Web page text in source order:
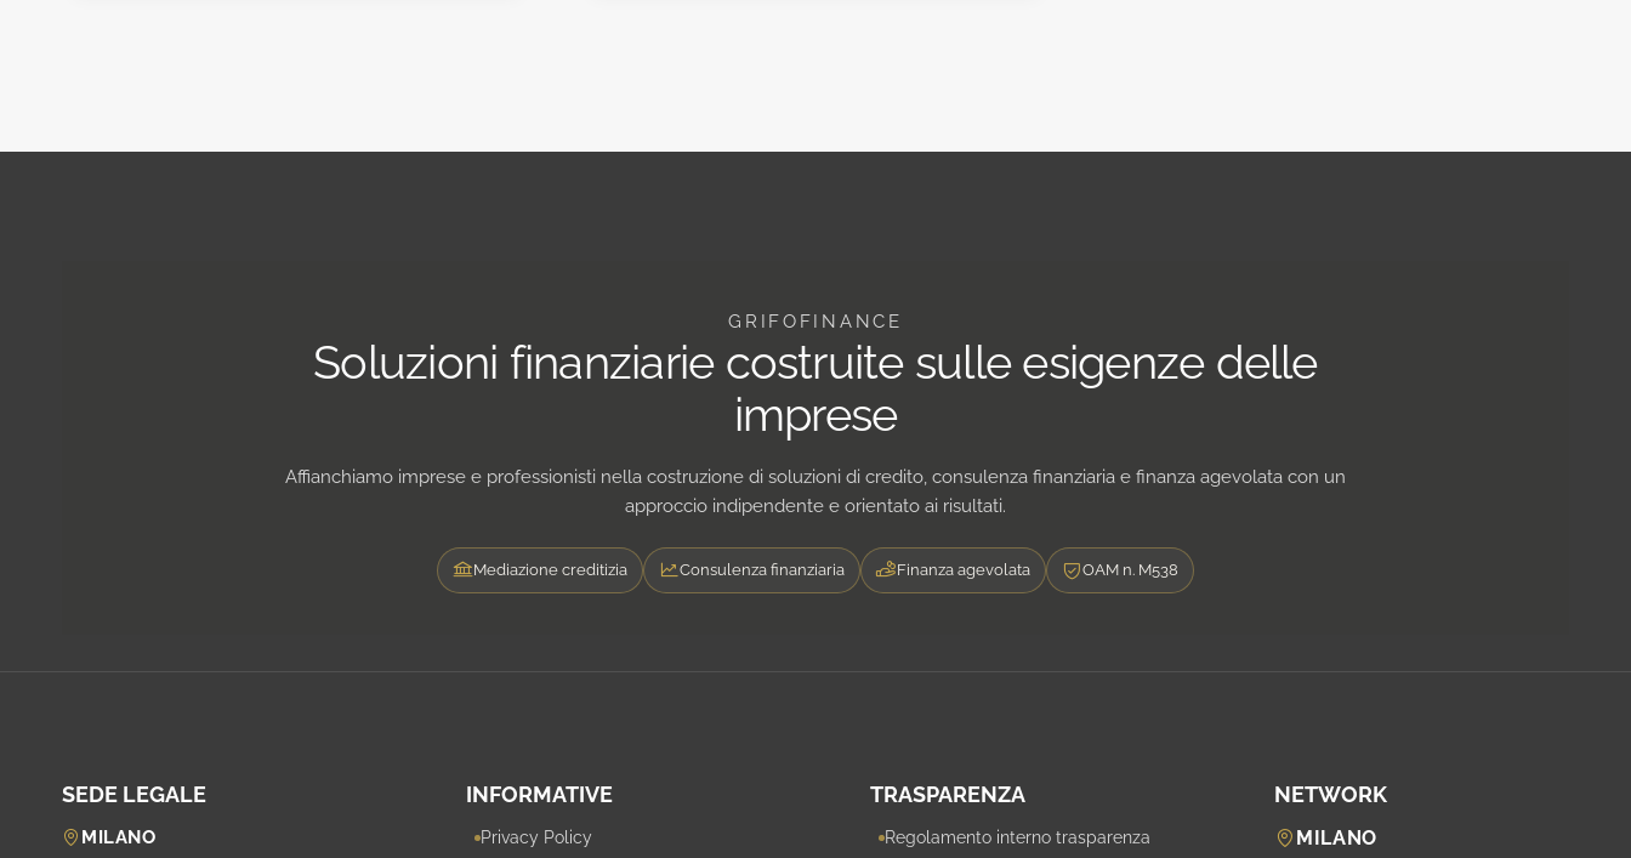
DI
GRIFOFINANCE
Soluzioni finanziarie costruite sulle esigenze delle
imprese
Affianchiamo imprese e professionisti nella costruzione di soluzioni di credito, consulenza finanziaria e finanza agevolata con un
approccio indipendente e orientato ai risultati.
Mediazione creditizia Consulenza finanziaria Finanza agevolata OAM n. M538
SEDE LEGALE
MILANO
INFORMATIVE
Privacy Policy
TRASPARENZA
Regolamento interno trasparenza
NETWORK
MILANO